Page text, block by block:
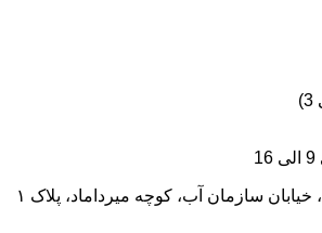
سازمان آب، کوچه میرداماد، پلاک ۱